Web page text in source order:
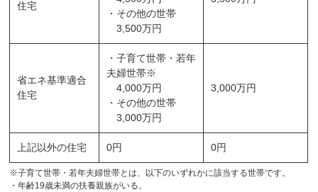
住宅
・その他の世帯
3,500万円
省エネ基準適合
住宅
・子育て世帯・若年
夫婦世帯※
4,000万円
・その他の世帯
3,000万円
3,000万円
上記以外の住宅 0円 0円
※子育て世帯・若年夫婦世帯とは、以下のいずれかに該当する世帯です。
・年齢19歳未満の扶養親族がいる。